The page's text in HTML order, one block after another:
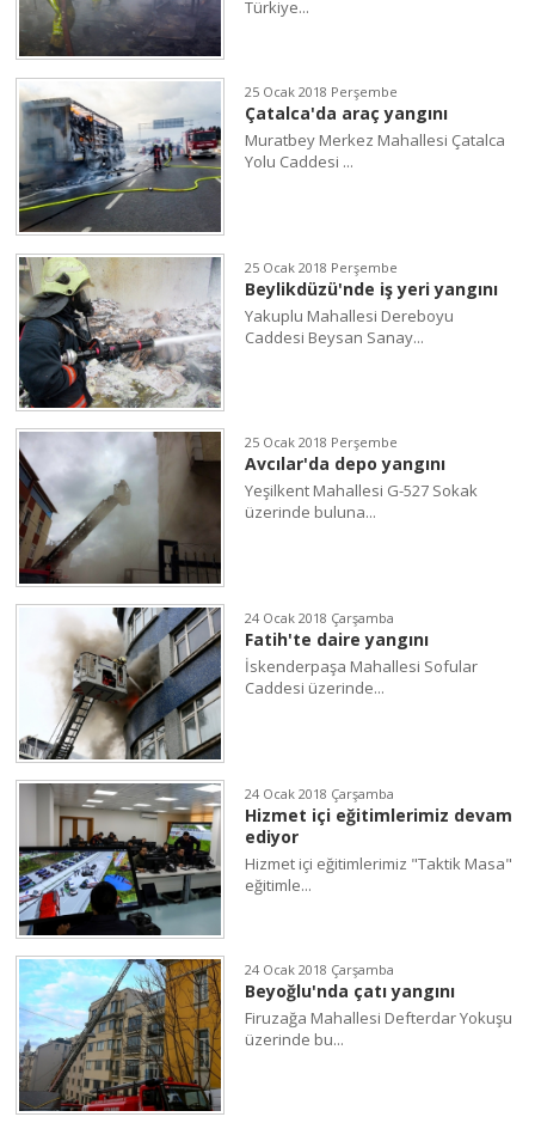
Türkiye...
25 Ocak 2018 Perşembe
Çatalca'da araç yangını
Muratbey Merkez Mahallesi Çatalca
Yolu Caddesi ...
25 Ocak 2018 Perşembe
Beylikdüzü'nde iş yeri yangını
Yakuplu Mahallesi Dereboyu
Caddesi Beysan Sanay...
25 Ocak 2018 Perşembe
Avcılar'da depo yangını
Yeşilkent Mahallesi G-527 Sokak
üzerinde buluna...
24 Ocak 2018 Çarşamba
Fatih'te daire yangını
İskenderpaşa Mahallesi Sofular
Caddesi üzerinde...
24 Ocak 2018 Çarşamba
Hizmet içi eğitimlerimiz devam
ediyor
Hizmet içi eğitimlerimiz "Taktik Masa"
eğitimle...
24 Ocak 2018 Çarşamba
Beyoğlu'nda çatı yangını
Firuzağa Mahallesi Defterdar Yokuşu
üzerinde bu...